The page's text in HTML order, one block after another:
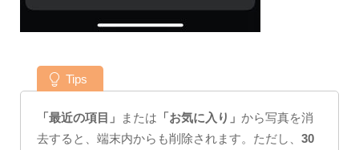
Tips
「最近の項目」 または 「お気に入り」 から写真を消
去すると、端末内からも削除されます。ただし、 30